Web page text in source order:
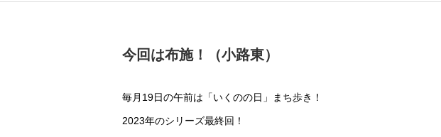
今回は布施！（小路東）
毎月19日の午前は「いくのの日」まち歩き！
2023年のシリーズ最終回！